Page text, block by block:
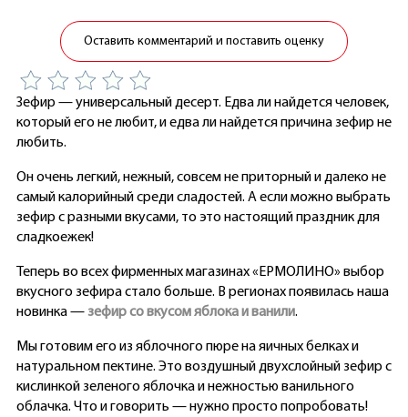
Оставить комментарий и поставить оценку
Зефир — универсальный десерт. Едва ли найдется человек,
который его не любит, и едва ли найдется причина зефир не
любить.
Он очень легкий, нежный, совсем не приторный и далеко не
самый калорийный среди сладостей. А если можно выбрать
зефир с разными вкусами, то это настоящий праздник для
сладкоежек!
Теперь во всех фирменных магазинах «ЕРМОЛИНО» выбор
вкусного зефира стало больше. В регионах появилась наша
новинка — зефир со вкусом яблока и ванили.
Мы готовим его из яблочного пюре на яичных белках и
натуральном пектине. Это воздушный двухслойный зефир с
кислинкой зеленого яблочка и нежностью ванильного
облачка. Что и говорить — нужно просто попробовать!